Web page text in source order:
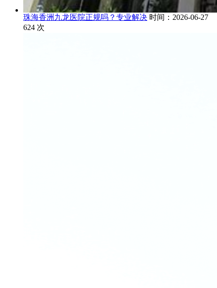
珠海香洲九龙医院正规吗？专业解决 时间：2026-06-27
624 次